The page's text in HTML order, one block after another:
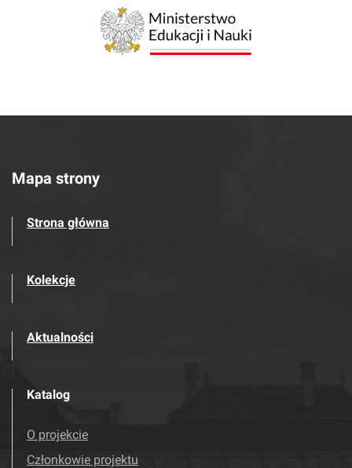
Mapa strony
Strona główna
Kolekcje
Aktualności
Katalog
O projekcie
Członkowie projektu